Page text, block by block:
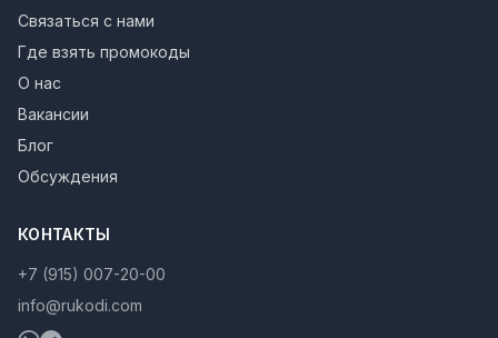
Связаться с нами
Где взять промокоды
О нас
Вакансии
Блог
Обсуждения
КОНТАКТЫ
+7 (915) 007-20-00
info@rukodi.com